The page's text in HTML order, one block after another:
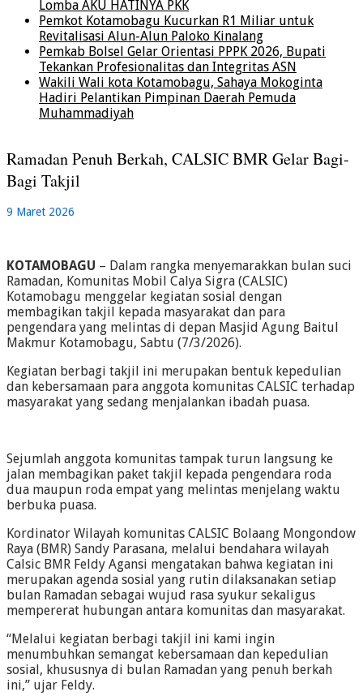
Lomba AKU HATINYA PKK
Pemkot Kotamobagu Kucurkan R1 Miliar untuk
Revitalisasi Alun-Alun Paloko Kinalang
Pemkab Bolsel Gelar Orientasi PPPK 2026, Bupati
Tekankan Profesionalitas dan Integritas ASN
Wakili Wali kota Kotamobagu, Sahaya Mokoginta
Hadiri Pelantikan Pimpinan Daerah Pemuda
Muhammadiyah
Ramadan Penuh Berkah, CALSIC BMR Gelar Bagi-
Bagi Takjil
9 Maret 2026
KOTAMOBAGU – Dalam rangka menyemarakkan bulan suci
Ramadan, Komunitas Mobil Calya Sigra (CALSIC)
Kotamobagu menggelar kegiatan sosial dengan
membagikan takjil kepada masyarakat dan para
pengendara yang melintas di depan Masjid Agung Baitul
Makmur Kotamobagu, Sabtu (7/3/2026).
Kegiatan berbagi takjil ini merupakan bentuk kepedulian
dan kebersamaan para anggota komunitas CALSIC terhadap
masyarakat yang sedang menjalankan ibadah puasa.
Sejumlah anggota komunitas tampak turun langsung ke
jalan membagikan paket takjil kepada pengendara roda
dua maupun roda empat yang melintas menjelang waktu
berbuka puasa.
Kordinator Wilayah komunitas CALSIC Bolaang Mongondow
Raya (BMR) Sandy Parasana, melalui bendahara wilayah
Calsic BMR Feldy Agansi mengatakan bahwa kegiatan ini
merupakan agenda sosial yang rutin dilaksanakan setiap
bulan Ramadan sebagai wujud rasa syukur sekaligus
mempererat hubungan antara komunitas dan masyarakat.
“Melalui kegiatan berbagi takjil ini kami ingin
menumbuhkan semangat kebersamaan dan kepedulian
sosial, khususnya di bulan Ramadan yang penuh berkah
ini,” ujar Feldy.